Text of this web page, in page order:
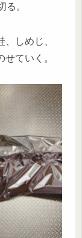
。
しめじ、
ていく。